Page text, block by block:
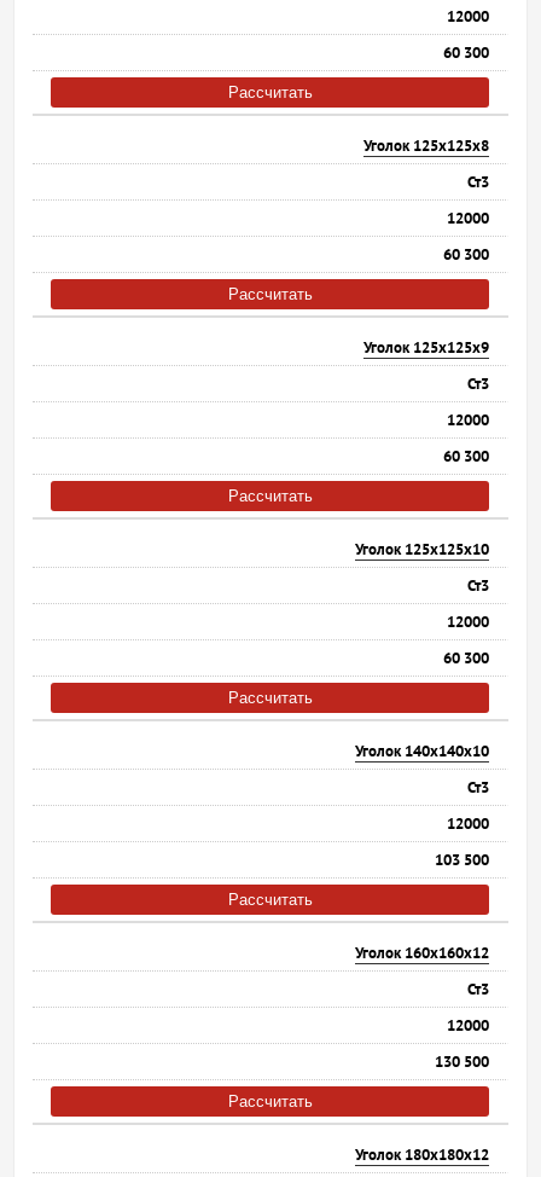
12000
60 300
Рассчитать
Уголок 125х125х8
Ст3
12000
60 300
Рассчитать
Уголок 125х125х9
Ст3
12000
60 300
Рассчитать
Уголок 125х125х10
Ст3
12000
60 300
Рассчитать
Уголок 140х140х10
Ст3
12000
103 500
Рассчитать
Уголок 160х160х12
Ст3
12000
130 500
Рассчитать
Уголок 180х180х12